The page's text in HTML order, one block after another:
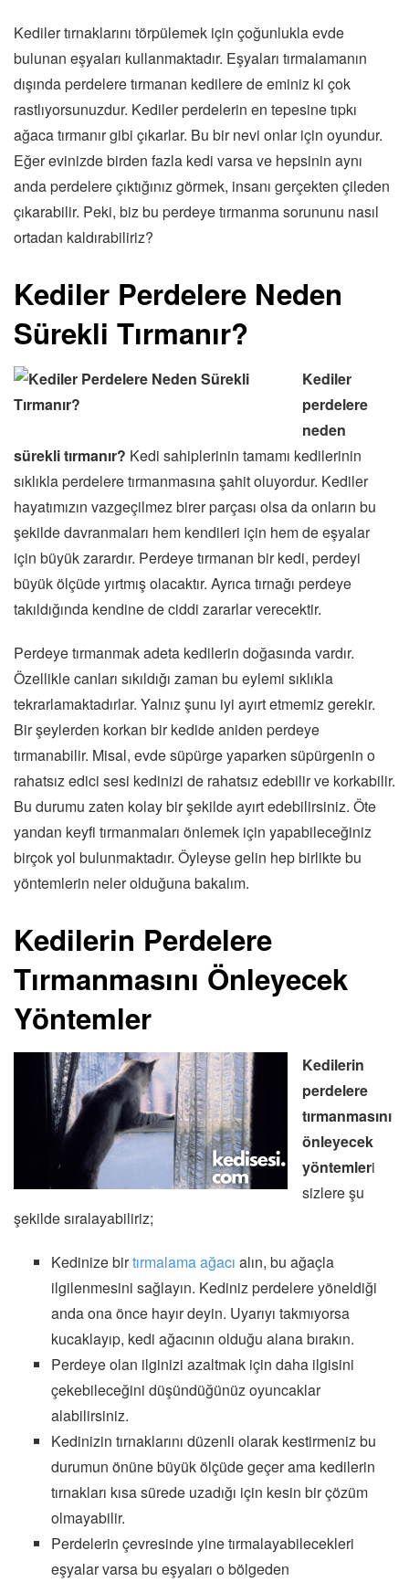
Kediler tırnaklarını törpülemek için çoğunlukla evde
bulunan eşyaları kullanmaktadır. Eşyaları tırmalamanın
dışında perdelere tırmanan kedilere de eminiz ki çok
rastlıyorsunuzdur. Kediler perdelerin en tepesine tıpkı
ağaca tırmanır gibi çıkarlar. Bu bir nevi onlar için oyundur.
Eğer evinizde birden fazla kedi varsa ve hepsinin aynı
anda perdelere çıktığınız görmek, insanı gerçekten çileden
çıkarabilir. Peki, biz bu perdeye tırmanma sorununu nasıl
ortadan kaldırabiliriz?
Kediler Perdelere Neden
Sürekli Tırmanır?
Kediler
perdelere
neden
sürekli tırmanır? Kedi sahiplerinin tamamı kedilerinin
sıklıkla perdelere tırmanmasına şahit oluyordur. Kediler
hayatımızın vazgeçilmez birer parçası olsa da onların bu
şekilde davranmaları hem kendileri için hem de eşyalar
için büyük zarardır. Perdeye tırmanan bir kedi, perdeyi
büyük ölçüde yırtmış olacaktır. Ayrıca tırnağı perdeye
takıldığında kendine de ciddi zararlar verecektir.
Perdeye tırmanmak adeta kedilerin doğasında vardır.
Özellikle canları sıkıldığı zaman bu eylemi sıklıkla
tekrarlamaktadırlar. Yalnız şunu iyi ayırt etmemiz gerekir.
Bir şeylerden korkan bir kedide aniden perdeye
tırmanabilir. Misal, evde süpürge yaparken süpürgenin o
rahatsız edici sesi kedinizi de rahatsız edebilir ve korkabilir.
Bu durumu zaten kolay bir şekilde ayırt edebilirsiniz. Öte
yandan keyfi tırmanmaları önlemek için yapabileceğiniz
birçok yol bulunmaktadır. Öyleyse gelin hep birlikte bu
yöntemlerin neler olduğuna bakalım.
Kedilerin Perdelere
Tırmanmasını Önleyecek
Yöntemler
Kedilerin
perdelere
tırmanmasını
önleyecek
yöntemleri
sizlere şu
şekilde sıralayabiliriz;
Kedinize birtırmalama ağacı alın, bu ağaçla
ilgilenmesini sağlayın. Kediniz perdelere yöneldiği
anda ona önce hayır deyin. Uyarıyı takmıyorsa
kucaklayıp, kedi ağacının olduğu alana bırakın.
Perdeye olan ilginizi azaltmak için daha ilgisini
çekebileceğini düşündüğünüz oyuncaklar
alabilirsiniz.
Kedinizin tırnaklarını düzenli olarak kestirmeniz bu
durumun önüne büyük ölçüde geçer ama kedilerin
tırnakları kısa sürede uzadığı için kesin bir çözüm
olmayabilir.
Perdelerin çevresinde yine tırmalayabilecekleri
eşyalar varsa bu eşyaları o bölgeden